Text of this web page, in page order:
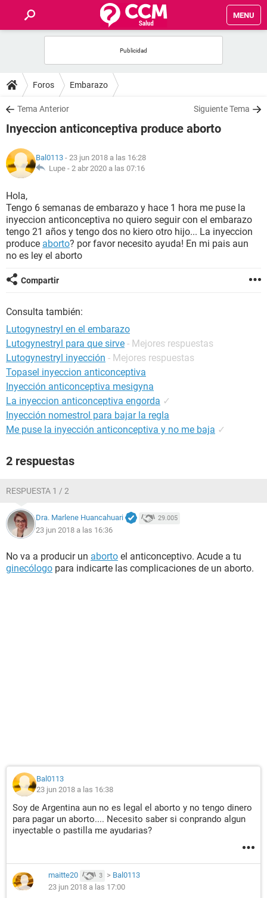
MENU
FOROS
SALUD
FAMILIA
NUTRICIÓN
BIENESTAR
SEXUALIDAD
GLOSARIO
Foros Embarazo
Tema Anterior Siguiente Tema
Inyeccion anticonceptiva produce aborto
Bal0113 - 23 jun 2018 a las 16:28
Lupe - 2 abr 2020 a las 07:16
Hola,
Tengo 6 semanas de embarazo y hace 1 hora me puse la
inyeccion anticonceptiva no quiero seguir con el embarazo
tengo 21 años y tengo dos no kiero otro hijo... La inyeccion
produce aborto? por favor necesito ayuda! En mi pais aun
no es ley el aborto
Compartir
Consulta también:
Lutogynestryl en el embarazo
Lutogynestryl para que sirve - Mejores respuestas
Lutogynestryl inyección - Mejores respuestas
Topasel inyeccion anticonceptiva
Inyección anticonceptiva mesigyna
La inyeccion anticonceptiva engorda ✓
Inyección nomestrol para bajar la regla
Me puse la inyección anticonceptiva y no me baja ✓
2 respuestas
RESPUESTA 1 / 2
Dra. Marlene Huancahuari 29.005
23 jun 2018 a las 16:36
No va a producir un aborto el anticonceptivo. Acude a tu
ginecólogo para indicarte las complicaciones de un aborto.
Bal0113
23 jun 2018 a las 16:38
Soy de Argentina aun no es legal el aborto y no tengo dinero
para pagar un aborto.... Necesito saber si conprando algun
inyectable o pastilla me ayudarias?
maitte20 3 > Bal0113
23 jun 2018 a las 17:00